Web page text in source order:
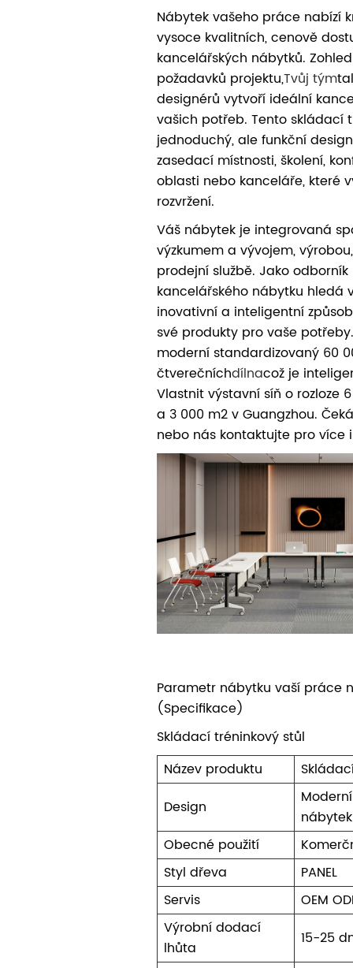
Nábytek vašeho práce nabízí
vysoce kvalitních, cenově
kancelářských nábytků.
požadavků projektu,Tvůj tým
designérů vytvoří ideální
vašich potřeb. Tento skládací
jednoduchý, ale funkční
zasedací místnosti, školení,
oblasti nebo kanceláře, které
rozvržení.
Váš nábytek je integrovaná
výzkumem a vývojem,
prodejní službě. Jako
kancelářského nábytku hledá
inovativní a inteligentní
své produkty pro vaše
moderní standardizovaný 60
čtverečníchdílnacož je
Vlastnit výstavní síň o rozloze
a 3 000 m2 v Guangzhou.
nebo nás kontaktujte pro více
Parametr nábytku vaší práce
(Specifikace)
Skládací tréninkový stůl
Název produktu
Design
nábytek
Obecné použití
Styl dřeva
PANEL
Servis
OEM
Výrobní dodací
lhůta
15-25